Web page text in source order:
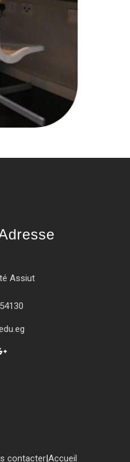
Assiut
Accueil
|
contacter